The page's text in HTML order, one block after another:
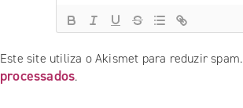
Este site utiliza o Akismet para reduzir spam.
processados.